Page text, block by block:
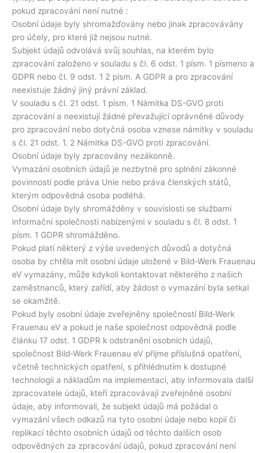
pokud zpracování není nutné :
Osobní údaje byly shromažďovány nebo jinak zpracovávány
pro účely, pro které již nejsou nutné.
Subjekt údajů odvolává svůj souhlas, na kterém bylo
zpracování založeno v souladu s čl. 6 odst. 1 písm. 1 písmeno a
GDPR nebo čl. 9 odst. 1 2 písm. A GDPR a pro zpracování
neexistuje žádný jiný právní základ.
V souladu s čl. 21 odst. 1 písm. 1 Námitka DS-GVO proti
zpracování a neexistují žádné převažující oprávněné důvody
pro zpracování nebo dotyčná osoba vznese námitky v souladu
s čl. 21 odst. 1. 2 Námitka DS-GVO proti zpracování.
Osobní údaje byly zpracovány nezákonně.
Vymazání osobních údajů je nezbytné pro splnění zákonné
povinnosti podle práva Unie nebo práva členských států,
kterým odpovědná osoba podléhá.
Osobní údaje byly shromážděny v souvislosti se službami
informační společnosti nabízenými v souladu s čl. 8 odst. 1
písm. 1 GDPR shromážděno.
Pokud platí některý z výše uvedených důvodů a dotyčná
osoba by chtěla mít osobní údaje uložené v Bild-Werk Frauenau
eV vymazány, může kdykoli kontaktovat některého z našich
zaměstnanců, který zařídí, aby žádost o vymazání byla setkal
se okamžitě.
Pokud byly osobní údaje zveřejněny společností Bild-Werk
Frauenau eV a pokud je naše společnost odpovědná podle
článku 17 odst. 1 GDPR k odstranění osobních údajů,
společnost Bild-Werk Frauenau eV přijme příslušná opatření,
včetně technických opatření, s přihlédnutím k dostupné
technologii a nákladům na implementaci, aby informovala další
zpracovatele údajů, kteří zpracovávají zveřejněné osobní
údaje, aby informovali, že subjekt údajů má požádal o
vymazání všech odkazů na tyto osobní údaje nebo kopií či
replikací těchto osobních údajů od těchto dalších osob
odpovědných za zpracování údajů, pokud zpracování není